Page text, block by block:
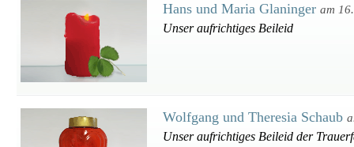
Hans und Maria Glaninger am
Unser aufrichtiges Beileid
Wolfgang und Theresia Schaub
Unser aufrichtiges Beileid der